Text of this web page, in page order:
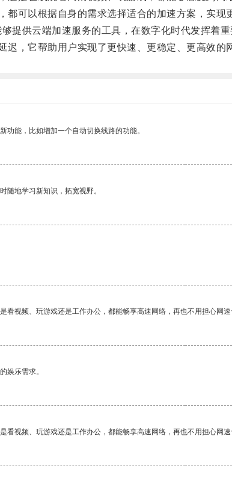
可以根据自身的需求选择适合的加速方案，实现
供云端加速服务的工具，在数字化时代发挥着重
，它帮助用户实现了更快速、更稳定、更高效的
功能，比如增加一个自动切换线路的功能。
随地学习新知识，拓宽视野。
看视频、玩游戏还是工作办公，都能畅享高速网络，再也不用担心网速
娱乐需求。
看视频、玩游戏还是工作办公，都能畅享高速网络，再也不用担心网